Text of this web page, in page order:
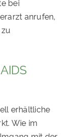
bei
anrufen,
erhältliche
Wie im